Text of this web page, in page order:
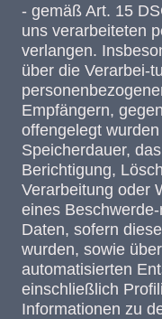
- gemäß Art. 15
uns verarbeiteten
verlangen.
über die Verarbei-
Empfängern,
offengelegt
Speicherdauer,
Berichtigung,
Verarbeitung oder
eines
Daten, sofern
wurden, sowie
automatisierten
einschließlich
Informationen zu